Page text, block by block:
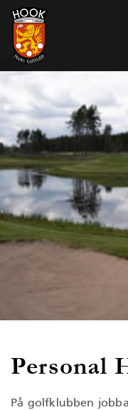
Personal
På golfklubben